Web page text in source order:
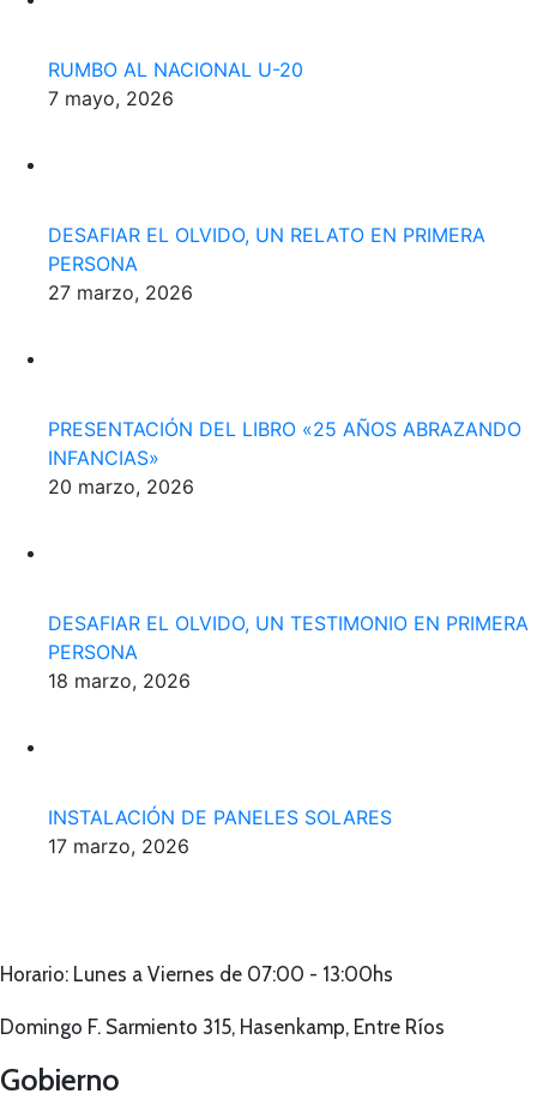
RUMBO AL NACIONAL U-20
7 mayo, 2026
DESAFIAR EL OLVIDO, UN RELATO EN PRIMERA
PERSONA
27 marzo, 2026
PRESENTACIÓN DEL LIBRO «25 AÑOS ABRAZANDO
INFANCIAS»
20 marzo, 2026
DESAFIAR EL OLVIDO, UN TESTIMONIO EN PRIMERA
PERSONA
18 marzo, 2026
INSTALACIÓN DE PANELES SOLARES
17 marzo, 2026
Horario: Lunes a Viernes de 07:00 - 13:00hs
Domingo F. Sarmiento 315, Hasenkamp, Entre Ríos
Gobierno